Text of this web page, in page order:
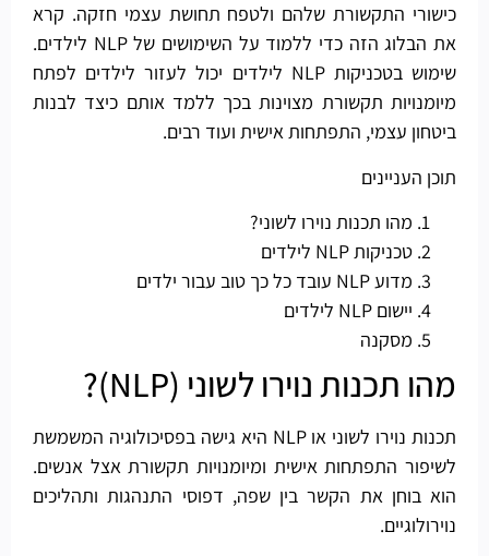
כישורי התקשורת שלהם ולטפח תחושת עצמי חזקה. קרא
את הבלוג הזה כדי ללמוד על השימושים של NLP לילדים.
שימוש בטכניקות NLP לילדים יכול לעזור לילדים לפתח
מיומנויות תקשורת מצוינות בכך ללמד אותם כיצד לבנות
ביטחון עצמי, התפתחות אישית ועוד רבים.
תוכן העניינים
מהו תכנות נוירו לשוני?
טכניקות NLP לילדים
מדוע NLP עובד כל כך טוב עבור ילדים
יישום NLP לילדים
מסקנה
מהו תכנות נוירו לשוני (NLP)?
תכנות נוירו לשוני או NLP היא גישה בפסיכולוגיה המשמשת
לשיפור התפתחות אישית ומיומנויות תקשורת אצל אנשים.
הוא בוחן את הקשר בין שפה, דפוסי התנהגות ותהליכים
נוירולוגיים.